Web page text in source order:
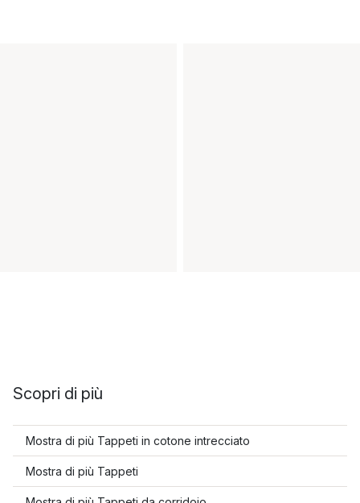
Scopri di più
Mostra di più Tappeti in cotone intrecciato
Mostra di più Tappeti